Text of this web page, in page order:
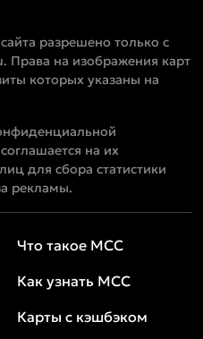
разрешено только с
Права на изображения карт
которых указаны на
на их
для сбора статистики
рекламы.
Что такое MCC
Как узнать MCC
Карты с кэшбэком